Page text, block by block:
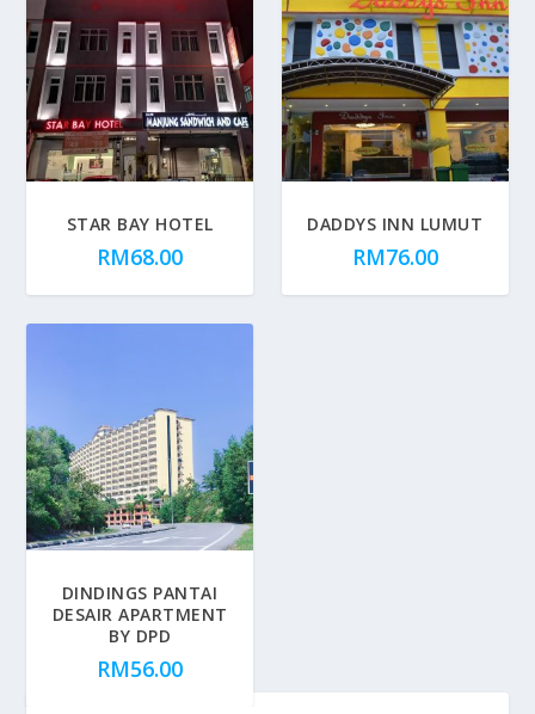
STAR BAY HOTEL
RM68.00
DADDYS INN LUMUT
RM76.00
DINDINGS PANTAI
DESAIR APARTMENT
BY DPD
RM56.00